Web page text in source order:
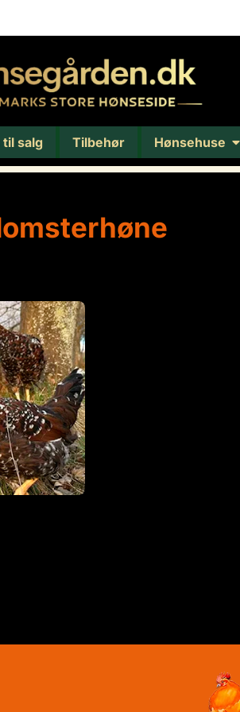
til salg Tilbehør Hønsehuse